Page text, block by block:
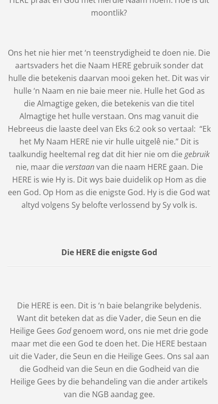
moontlik?
Ons het nie hier met ‘n teenstrydigheid te doen nie. Die
aartsvaders het die Naam HERE gebruik sonder dat
hulle die betekenis daarvan mooi geken het. Dit was vir
hulle ‘n Naam en nie baie meer nie. Hulle het God as
die Almagtige geken, die betekenis van die titel
Almagtige het hulle verstaan. Ons mag vanuit die
Hebreeus die laaste deel van Eks 6:2 ook so vertaal: “Ek
het My Naam HERE nie vir hulle uitgelê nie.” Dit is
taalkundig heeltemal reg dat dit hier nie om die gebruik
nie, maar die verstaanvan die naam HERE gaan. Die
HERE is wie Hy is. Dit wys baie duidelik op Hom as die
een God. Op Hom as die enigste God. Hy is die God wat
altyd volgens Sy belofte verlossend by Sy volk is.
Die HERE die enigste God
Die HERE is een. Dit is ‘n baie belangrike belydenis.
Want dit beteken dat as die Vader, die Seun en die
Heilige Gees Godgenoem word, ons nie met drie gode
maar met die een God te doen het. Die HERE bestaan
uit die Vader, die Seun en die Heilige Gees. Ons sal aan
die Godheid van die Seun en die Godheid van die
Heilige Gees by die behandeling van die ander artikels
van die NGB aandag gee.